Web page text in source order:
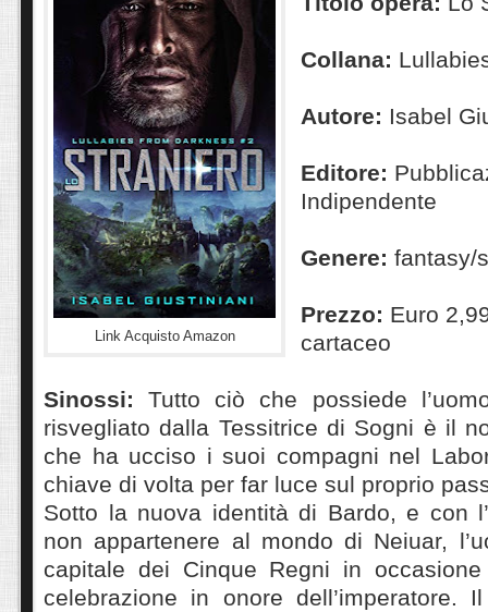
Link Acquisto Amazon
Collana:
Autore: Isabel
Editore:
Indipendente
Genere:fantasy/
Prezzo: Euro
cartaceo
Sinossi:Tutto ciò che possiede
risvegliato dalla Tessitrice di Sogni è il
che ha ucciso i suoi compagni nel
chiave di volta per far luce sul proprio
Sotto la nuova identità di Bardo, e con
non appartenere al mondo di Neiuar,
capitale dei Cinque Regni in
celebrazione in onore dell’imperatore.